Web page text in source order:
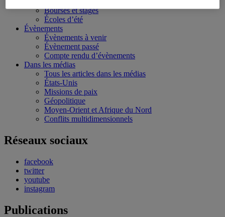
Bourses et stages
Écoles d’été
Évènements
Évènements à venir
Évènement passé
Compte rendu d’évènements
Dans les médias
Tous les articles dans les médias
États-Unis
Missions de paix
Géopolitique
Moyen-Orient et Afrique du Nord
Conflits multidimensionnels
Réseaux sociaux
facebook
twitter
youtube
instagram
Publications